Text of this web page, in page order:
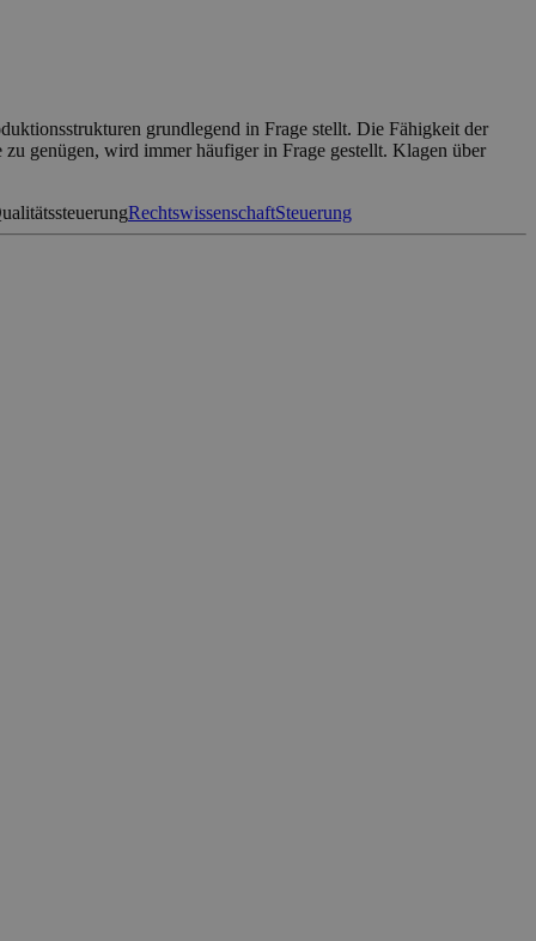
grundlegend in Frage stellt. Die Fähigkeit der
genügen, wird immer häufiger in Frage gestellt. Klagen über
RechtswissenschaftSteuerung